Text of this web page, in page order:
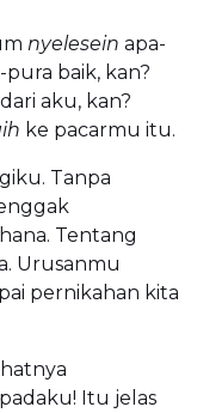
nyelesein apa-
baik, kan?
aku, kan?
ke pacarmu itu.
Tanpa
Tentang
Urusanmu
pernikahan kita
Itu jelas